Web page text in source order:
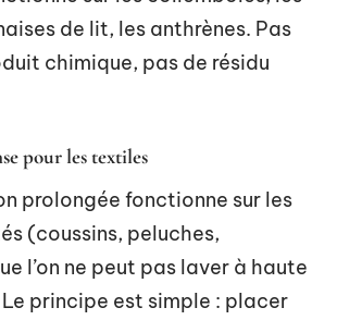
de lit, les anthrènes. Pas
chimique, pas de résidu
pour les textiles
prolongée fonctionne sur les
(coussins, peluches,
l’on ne peut pas laver à haute
principe est simple : placer